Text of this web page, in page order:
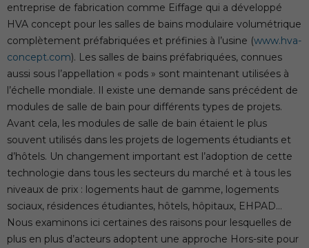
entreprise de fabrication comme Eiffage qui a développé
HVA concept pour les salles de bains modulaire volumétrique
complètement préfabriquées et préfinies à l’usine (www.hva-
concept.com). Les salles de bains préfabriquées, connues
aussi sous l’appellation « pods » sont maintenant utilisées à
l’échelle mondiale. Il existe une demande sans précédent de
modules de salle de bain pour différents types de projets.
Avant cela, les modules de salle de bain étaient le plus
souvent utilisés dans les projets de logements étudiants et
d’hôtels. Un changement important est l’adoption de cette
technologie dans tous les secteurs du marché et à tous les
niveaux de prix : logements haut de gamme, logements
sociaux, résidences étudiantes, hôtels, hôpitaux, EHPAD…
Nous examinons ici certaines des raisons pour lesquelles de
plus en plus d’acteurs adoptent une approche Hors-site pour